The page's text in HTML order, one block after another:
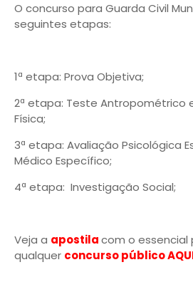
O concurso para Guarda Civil
seguintes etapas:
1ª etapa: Prova Objetiva;
2ª etapa: Teste Antropométrico
Física;
3ª etapa: Avaliação Psicológica
Médico Específico;
4ª etapa: Investigação Social;
Veja a apostilacom o essencial
qualquer concurso público